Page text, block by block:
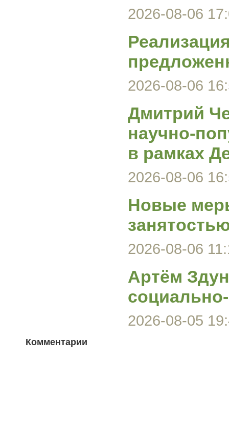
2026-08-06
2026-08-06
Дмитрий
научно-
в рамках
2026-08-06
Новые
2026-08-06
Артём
2026-08-05
Комментарии